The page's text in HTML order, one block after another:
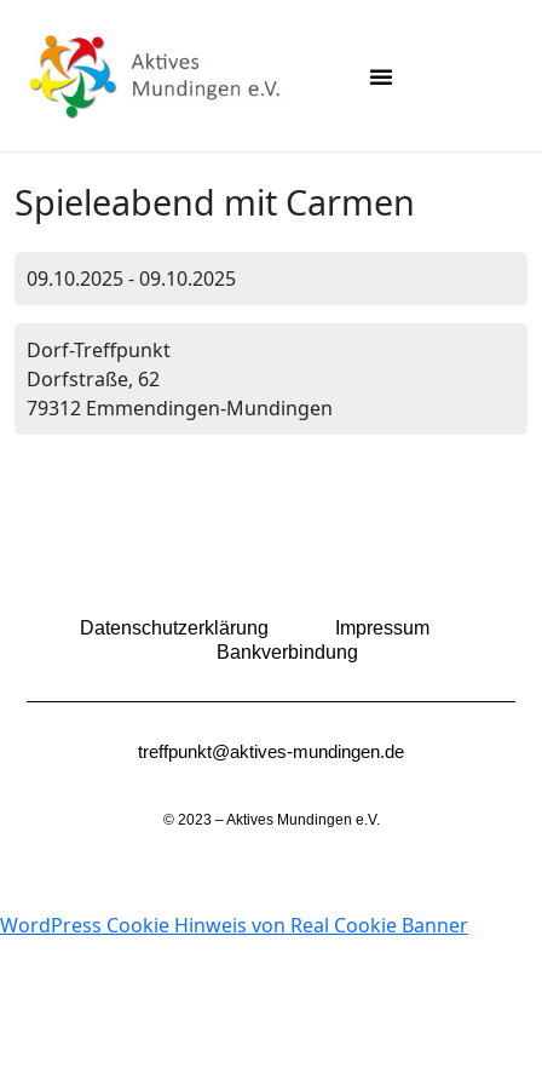
Spieleabend mit Carmen
09.10.2025 - 09.10.2025
Dorf-Treffpunkt
Dorfstraße, 62
79312 Emmendingen-Mundingen
Datenschutzerklärung
Impressum
Bankverbindung
treffpunkt@aktives-mundingen.de
© 2023 – Aktives Mundingen e.V.
WordPress Cookie Hinweis von Real Cookie Banner